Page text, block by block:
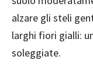
alzare gli steli
larghi fiori gialli:
soleggiate.